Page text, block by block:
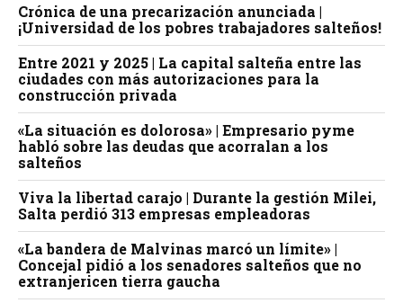
Crónica de una precarización anunciada |
¡Universidad de los pobres trabajadores salteños!
Entre 2021 y 2025 | La capital salteña entre las
ciudades con más autorizaciones para la
construcción privada
«La situación es dolorosa» | Empresario pyme
habló sobre las deudas que acorralan a los
salteños
Viva la libertad carajo | Durante la gestión Milei,
Salta perdió 313 empresas empleadoras
«La bandera de Malvinas marcó un límite» |
Concejal pidió a los senadores salteños que no
extranjericen tierra gaucha